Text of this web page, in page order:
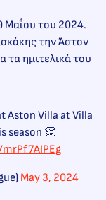
Μαΐου του 2024.
την Άστον
τα ημιτελικά του
Villa at Villa
season 👏
May 3, 2024